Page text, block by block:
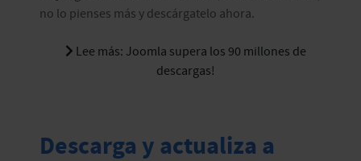
no lo pienses más y descárgatelo ahora.
Lee más: Joomla supera los 90 millones de
descargas!
Descarga y actualiza a